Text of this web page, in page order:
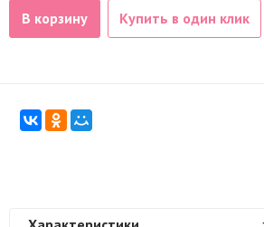
В корзину Купить в один клик